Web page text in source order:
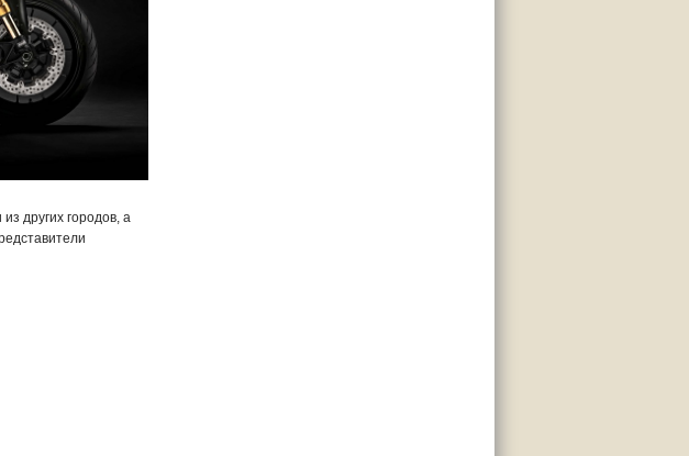
других городов, а